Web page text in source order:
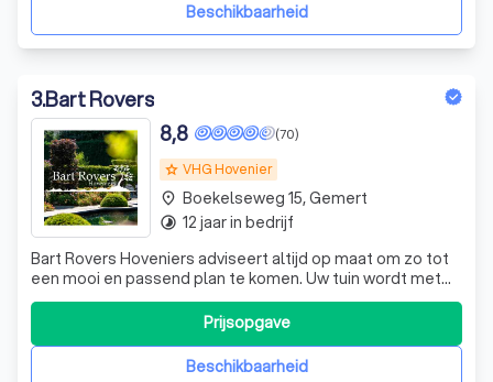
Beschikbaarheid
3.Bart Rovers
grade VHG Hovenier
(70)
8,8
Bart Rovers Hoveniers adviseert altijd op maat om zo tot
een mooi en passend plan te komen. Uw tuin wordt met
passie aangelegd en tot in de puntjes verzorgd. Als het
ontwerp is goedgekeurd, starten wij met de aanleg en
kunt u met een gerust hart toekijken hoe uw tuin vorm
krijgt. Wij zijn vakmensenBeschikbaarheid
Prijsopgave
place Boekelseweg 15, Gemert
timelapse 12 jaar in bedrijf